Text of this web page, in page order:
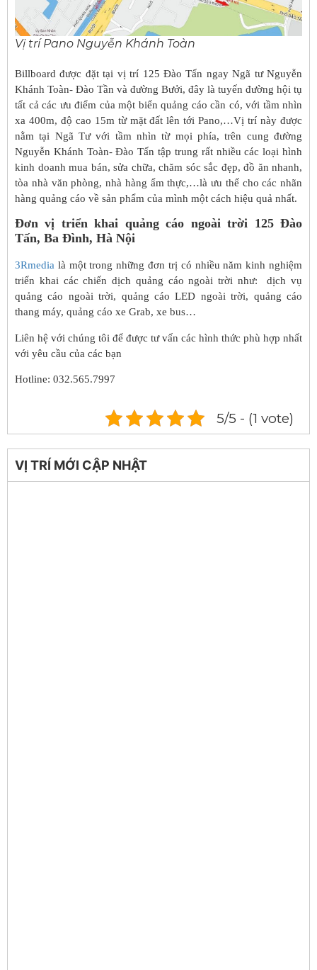
Vị trí Pano Nguyễn Khánh Toàn
Billboard được đặt tại vị trí 125 Đào Tấn ngay Ngã tư Nguyễn
Khánh Toàn- Đào Tần và đường Bưởi, đây là tuyến đường hội tụ
tất cả các ưu điểm của một biển quảng cáo cần có, với tầm nhìn
xa 400m, độ cao 15m từ mặt đất lên tới Pano,…Vị trí này được
nằm tại Ngã Tư với tầm nhìn từ mọi phía, trên cung đường
Nguyễn Khánh Toàn- Đào Tấn tập trung rất nhiều các loại hình
kinh doanh mua bán, sửa chữa, chăm sóc sắc đẹp, đồ ăn nhanh,
tòa nhà văn phòng, nhà hàng ẩm thực,…là ưu thế cho các nhãn
hàng quảng cáo về sản phẩm của mình một cách hiệu quả nhất.
Đơn vị triển khai quảng cáo ngoài trời 125 Đào
Tấn, Ba Đình, Hà Nội
3Rmedia là một trong những đơn trị có nhiều năm kinh nghiệm
triển khai các chiến dịch quảng cáo ngoài trời như: dịch vụ
quảng cáo ngoài trời, quảng cáo LED ngoài trời, quảng cáo
thang máy, quảng cáo xe Grab, xe bus…
Liên hệ với chúng tôi để được tư vấn các hình thức phù hợp nhất
với yêu cầu của các bạn
Hotline: 032.565.7997
5/5 - (1 vote)
VỊ TRÍ MỚI CẬP NHẬT